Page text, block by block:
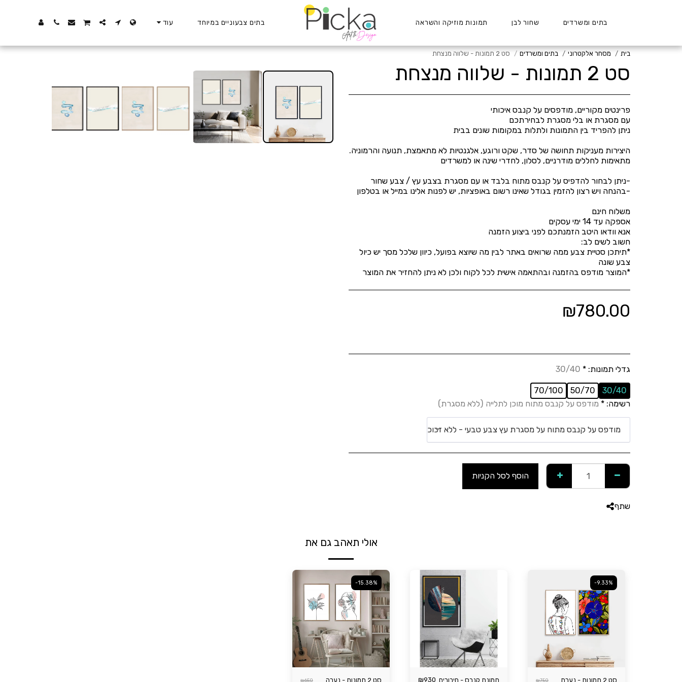
בתים ומשרדים שחור לבן תמונות מוזיקה והשראה בתים צבעוניים במיוחד עוד
בית מסחר אלקטרוני בתים ומשרדים סט 2 תמונות - שלווה מנצחת
New סט 2 תמונות - שלווה מנצחת
*תיתכן סטיית צבע ממה שרואים באתר לבין מה שיוצא בפועל, כיוון שלכל מסך יש כיול
*המוצר מודפס בהזמנה ובהתאמה אישית לכל לקוח ולכן לא ניתן להחזיר את המוצר
₪780.00
גדלי תמונות: *
30/40
30/40
50/70
70/100
רשימה: * מודפס על קנבס מתוח מוכן לתלייה (ללא מסגרת)
מודפס על קנבס מתוח על מסגרת עץ צבע טבעי - ללא זכוכ
הוסף לסל הקניות
שתף
אולי תאהב גם את
-9.33%
סט 2 תמונות - נערת ₪750 תמונת קנבס - חיבורים ₪930
-15.38%
סט 2 תמונות - נערה ₪650